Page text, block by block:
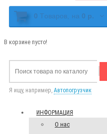
0 Tоваров, на 0 р.
В корзине пусто!
Я ищу, например, Автопогрузчик
ИНФОРМАЦИЯ
О нас